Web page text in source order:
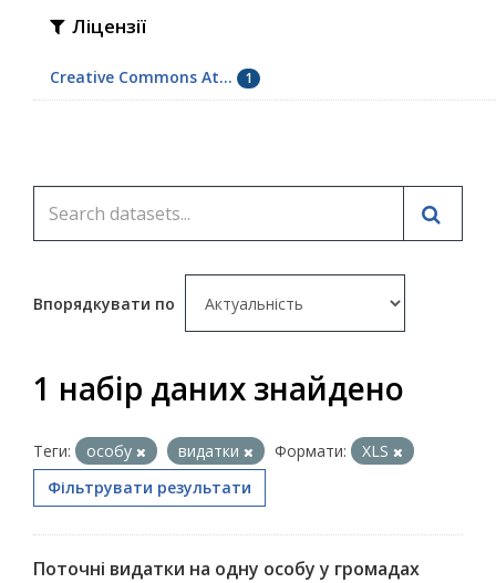
Ліцензії
Creative Commons At... 1
Впорядкувати по
1 набір даних знайдено
Теги: особу видатки Формати:
XLS
Фільтрувати результати
Поточні видатки на одну особу у громадах